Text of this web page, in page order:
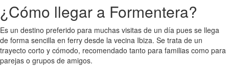
¿Cómo llegar a Formentera?
Es un destino preferido para muchas visitas de un día pues se llega
de forma sencilla en ferry desde la vecina Ibiza. Se trata de un
trayecto corto y cómodo, recomendado tanto para familias como para
parejas o grupos de amigos.